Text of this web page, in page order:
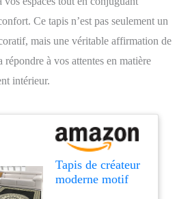
Ce tapis n’est pas seulement un
mais une véritable affirmation de
répondre à vos attentes en matière
intérieur.
Tapis de créateur
moderne motif